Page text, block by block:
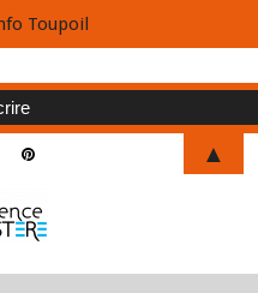
Toupoil
▲